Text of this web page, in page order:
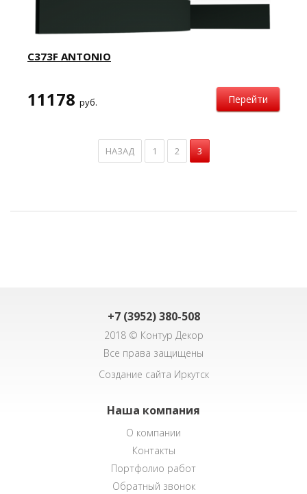
C373F ANTONIO
11178 руб. Перейти
НАЗАД 1 2 3
+7 (3952) 380-508
2018 © Контур Декор
Все права защищены
Создание сайта Иркутск
Наша компания
О компании
Контакты
Портфолио работ
Обратный звонок